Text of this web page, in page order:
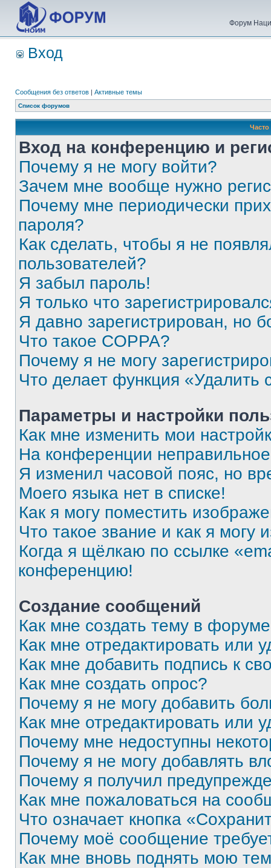
Форум
Вход
Сообщения без ответов | Активные темы
Список форумов
Вход на конференцию и
Почему я не могу войти?
Зачем мне вообще нужно
Почему мне периодически
пароля?
Как сделать, чтобы я не
пользователей?
Я забыл пароль!
Я только что
Я давно зарегистрирован, но
Что такое COPPA?
Почему я не могу
Что делает функция «Удалить
Параметры и настройки
Как мне изменить мои
На конференции
Я изменил часовой пояс, но
Моего языка нет в списке!
Как я могу поместить
Что такое звание и как я могу
Когда я щёлкаю по ссылке
конференцию!
Создание сообщений
Как мне создать тему в
Как мне отредактировать или
Как мне добавить подпись к
Как мне создать опрос?
Почему я не могу добавить
Как мне отредактировать или
Почему мне недоступны
Почему я не могу добавлять
Почему я получил
Как мне пожаловаться на
Что означает кнопка
Почему моё сообщение
Как мне вновь поднять мою